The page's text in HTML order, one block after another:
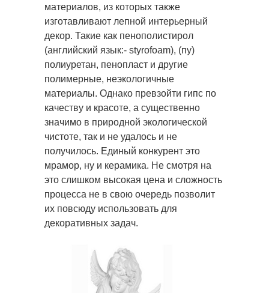
материалов, из которых также
изготавливают лепной интерьерный
декор. Такие как пенополистирол
(английский язык:- styrofoam), (пу)
полиуретан, пенопласт и другие
полимерные, неэкологичные
материалы. Однако превзойти гипс по
качеству и красоте, а существенно
значимо в природной экологической
чистоте, так и не удалось и не
получилось. Единый конкурент это
мрамор, ну и керамика. Не смотря на
это слишком высокая цена и сложность
процесса не в свою очередь позволит
их повсюду использовать для
декоративных задач.